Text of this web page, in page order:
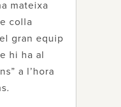
mateixa
colla
gran equip
hi ha al
a l’hora